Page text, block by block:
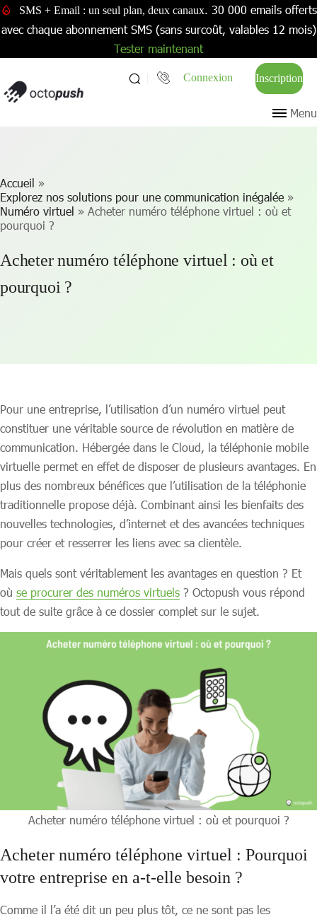
SMS + Email : un seul plan, deux canaux. 30 000 emails offerts
avec chaque abonnement SMS (sans surcoût, valables 12 mois)
Tester maintenant
Connexion Inscription
Menu
Accueil »
Explorez nos solutions pour une communication inégalée »
Numéro virtuel » Acheter numéro téléphone virtuel : où et
pourquoi ?
Acheter numéro téléphone virtuel : où et
pourquoi ?
Pour une entreprise, l’utilisation d’un numéro virtuel peut
constituer une véritable source de révolution en matière de
communication. Hébergée dans le Cloud, la téléphonie mobile
virtuelle permet en effet de disposer de plusieurs avantages. En
plus des nombreux bénéfices que l’utilisation de la téléphonie
traditionnelle propose déjà. Combinant ainsi les bienfaits des
nouvelles technologies, d’internet et des avancées techniques
pour créer et resserrer les liens avec sa clientèle.
Mais quels sont véritablement les avantages en question ? Et
où se procurer des numéros virtuels ? Octopush vous répond
tout de suite grâce à ce dossier complet sur le sujet.
Acheter numéro téléphone virtuel : où et pourquoi ?
Acheter numéro téléphone virtuel : Pourquoi
votre entreprise en a-t-elle besoin ?
Comme il l’a été dit un peu plus tôt, ce ne sont pas les